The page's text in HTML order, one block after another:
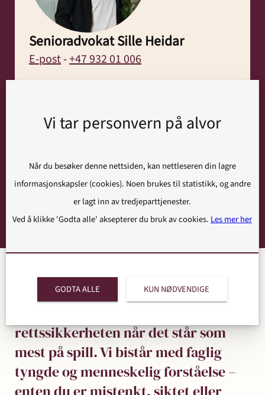
Senioradvokat Sille Heidar
E-post-+47 932 01 006
områdene strafferett, barnerett,
bistandsrett, barnevernsaker, psykisk
og barnebortføringssaker.
rettssikkerheten når det står som
mest på spill. Vi bistår med faglig
tyngde og menneskelig forståelse –
Vi tar personvern på alvor
Når du besøker denne nettsiden, kan nettleseren din lagre
informasjonskapsler (cookies). Noen brukes til statistikk, og andre
er lagt inn av tredjeparttjenester.
Ved å klikke 'Godta alle' aksepterer du bruk av cookies. Les mer her
GODTA ALLE KUN NØDVENDIGE